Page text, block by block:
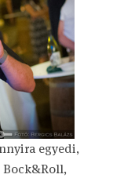
egyedi,
Bock&Roll,